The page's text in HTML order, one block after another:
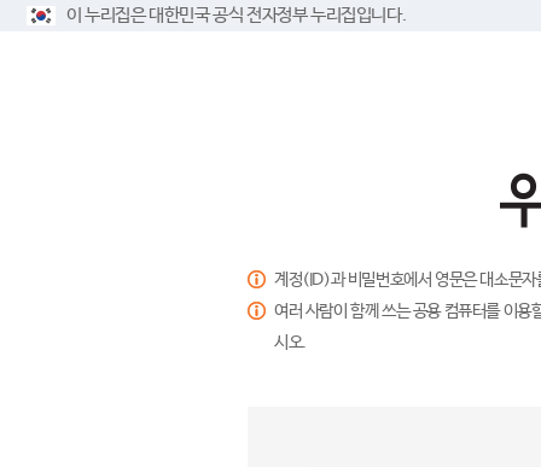
이 누리집은 대한민국 공식 전자정부 누리집입니다.
계정(ID)과 비밀번호에서 영문은 대소문
여러 사람이 함께 쓰는 공용 컴퓨터를 이
시오.